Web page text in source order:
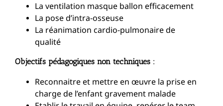
La ventilation masque ballon efficacement
La pose d’intra-osseuse
La réanimation cardio-pulmonaire de
qualité
Objectifs pédagogiques non techniques :
Reconnaitre et mettre en œuvre la prise en
charge de l’enfant gravement malade